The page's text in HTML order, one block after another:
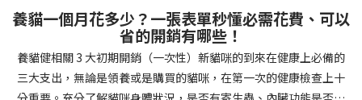
多步驟動作等。使用延遲獎勵技巧，讓幼犬學會即使沒有立即獎勵
也能保持良好行為。引入不同環境中的訓練，如公園、寵物店等，
幫助幼犬在各種情境下都能聽從指令。維持良好習慣 成功的訓練不
是一次性的，而是需要持續維護。即使幼犬已經掌握所有技能，也
要定期複習，防止行為退化。將訓練融入日常生活，如出門前的
的貓咪，如拉肚子超過2-3天，建議直接尋求獸醫師協助。並記得提
供觀察紀錄給予獸醫師進行專業判斷。貓咪拉肚子但精神很好？如
果飼主有發現貓咪拉肚子的情形，但貓咪的精神很好。有可能與飲
食方便相關，回想是否進食新的食物，或是正進行飼料更換的過
咪掉毛原因3. 營養不足貓咪的毛髮健康與營養息息相關！當貓咪飲
食中缺乏必要的蛋白質、脂肪酸（尤其是Omega-3和Omega-
6）、維生素或礦物質時，毛髮就會變得乾燥、脆弱，容易斷裂脫
落。長期餵食低品質或不均衡的貓糧，可能使貓咪營養不良，進而
養貓一個月花多少？一張表單秒懂必需花費、可以
省的開銷有哪些！
養貓健相關 3 大初期開銷（一次性）新貓咪的到來在健康上必備的
三大支出，無論是領養或是購買的貓咪，在第一次的健康檢查上十